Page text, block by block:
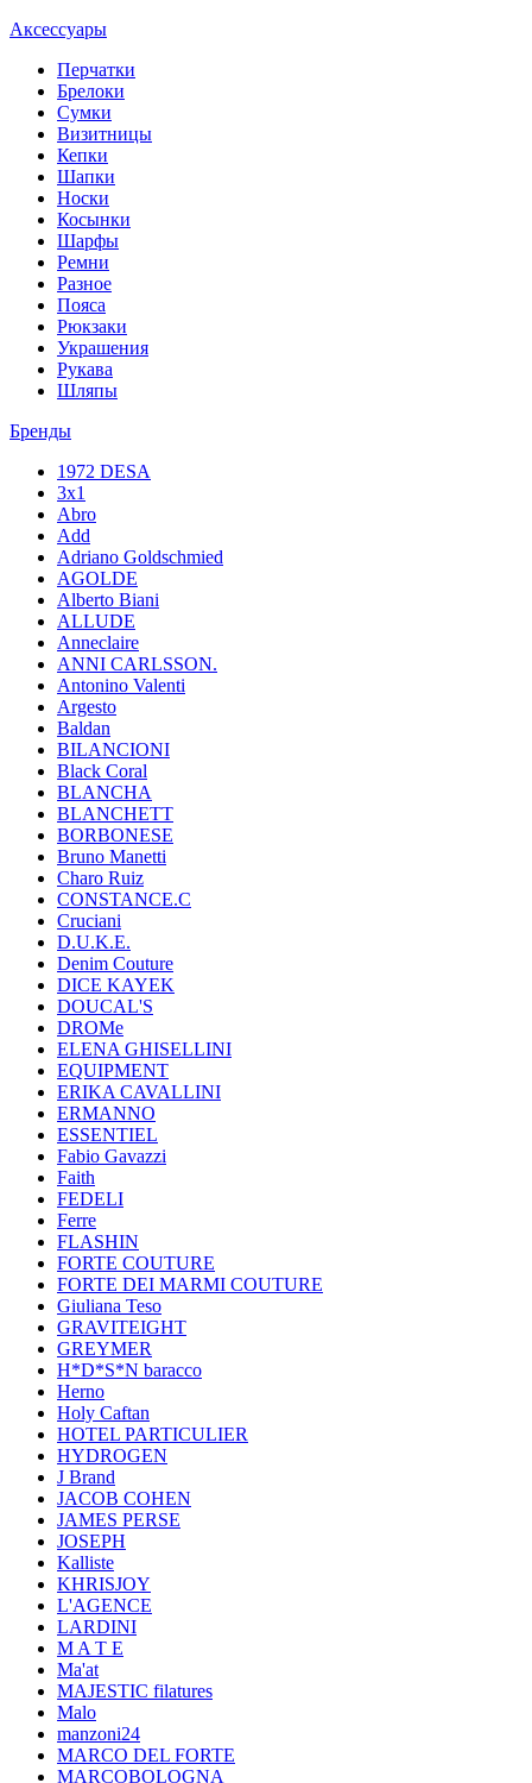
Аксессуары
Перчатки
Брелоки
Сумки
Визитницы
Кепки
Шапки
Носки
Косынки
Шарфы
Ремни
Разное
Пояса
Рюкзаки
Украшения
Рукава
Шляпы
Бренды
1972 DESA
3x1
Abro
Add
Adriano Goldschmied
AGOLDE
Alberto Biani
ALLUDE
Anneclaire
ANNI CARLSSON.
Antonino Valenti
Argesto
Baldan
BILANCIONI
Black Coral
BLANCHA
BLANCHETT
BORBONESE
Bruno Manetti
Charo Ruiz
CONSTANCE.C
Cruciani
D.U.K.E.
Denim Couture
DICE KAYEK
DOUCAL'S
DROMe
ELENA GHISELLINI
EQUIPMENT
ERIKA CAVALLINI
ERMANNO
ESSENTIEL
Fabio Gavazzi
Faith
FEDELI
Ferre
FLASHIN
FORTE COUTURE
FORTE DEI MARMI COUTURE
Giuliana Teso
GRAVITEIGHT
GREYMER
H*D*S*N baracco
Herno
Holy Caftan
HOTEL PARTICULIER
HYDROGEN
J Brand
JACOB COHEN
JAMES PERSE
JOSEPH
Kalliste
KHRISJOY
L'AGENCE
LARDINI
M A T E
Ma'at
MAJESTIC filatures
Malo
manzoni24
MARCO DEL FORTE
MARCOBOLOGNA